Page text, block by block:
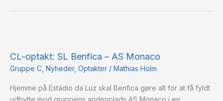
CL-optakt: SL Benfica – AS Monaco
Gruppe C Nyheder, Optakter / Mathias Holm
Hjemme på Estádio da Luz skal Benfica gøre alt for at få fyldt
udbytte mod gruppens andenplads AS Monaco i en
SL
Benfica
AS